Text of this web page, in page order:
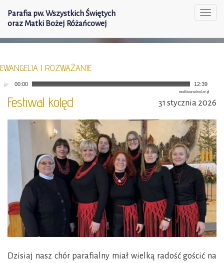
Parafia pw. Wszystkich Świętych
oraz Matki Bożej Różańcowej
EWANGELIA I ROZWAŻANIE
00:00 12:39
modlitwawdrodze.pl
31 stycznia 2026
Festiwal kolęd
Dzisiaj nasz chór parafialny miał wielką radość gościć na